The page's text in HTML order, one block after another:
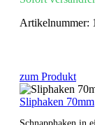
Artikelnummer:
zum Produkt
Sliphaken 70mm